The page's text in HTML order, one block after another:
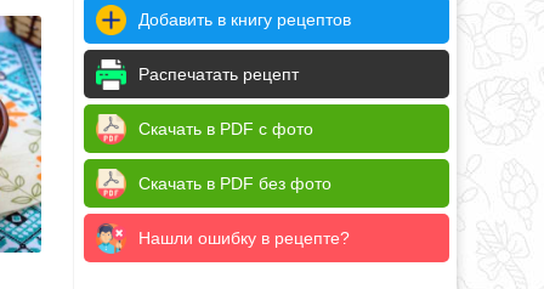
Добавить в книгу рецептов
Распечатать рецепт
Скачать в PDF с фото
Скачать в PDF без фото
Нашли ошибку в рецепте?